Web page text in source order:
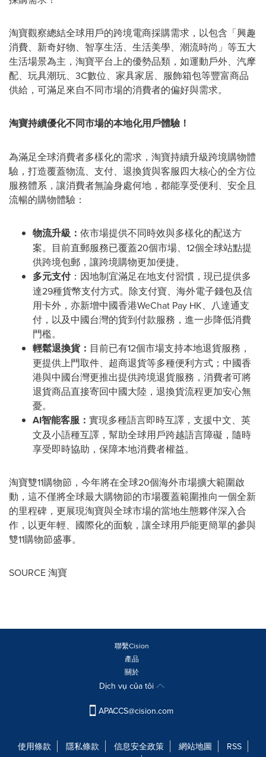
淘寶觀察總結全球用戶的跨境電商採購需求，以包含「興趣
消費、新奇好物、智享生活、生活美學、潮流時尚」等五大
生活場景為主，淘寶平台上的優勢品類，如運動戶外、汽摩
配、玩具潮玩、3C數位、家具家居、服飾箱包等豐富商品
供給，可滿足來自不同市場的消費者的偏好與需求。
淘寶持續優化不同市場的本地化用戶體驗！
為滿足全球消費者多樣化的需求，淘寶持續升級跨境購物體
驗，打造覆蓋物流、支付、退換貨與客服四大核心的全方位
服務體系，讓消費者無論身處何地，都能享受便利、安全且
流暢的購物體驗：
物流升級： 依市場提供不同時效與多樣化的配送方
案。目前直郵服務已覆蓋20個市場、12個全球站點提
供跨境包郵，讓跨境購物更加便捷。
多元支付：因地制宜滿足在地支付習慣，現已提供多
達29種貨幣支付方式。除支付寶、海外電子錢包及信
用卡外，亦新增中國香港WeChat Pay HK、八達通支
付，以及中國台灣的貨到付款服務，進一步降低消費
門檻。
輕鬆退換貨： 目前已有12個市場支持本地退貨服務，
更提供上門取件、超商退貨等多種便利方式；中國香
港與中國台灣更推出提供跨境退貨服務，消費者可將
退貨商品直接寄回中國大陸，退換貨流程更加安心無
憂。
AI智能客服： 實現多種語言即時互譯，支援中文、英
文及小語種互譯，幫助全球用戶跨越語言障礙，隨時
享受即時協助，保障本地消費者權益。
淘寶雙11購物節，今年將在全球20個海外市場擴大範圍啟
動，這不僅將全球最大購物節的市場覆蓋範圍推向一個全新
的里程碑，更展現淘寶與全球市場的當地生態夥伴深入合
作，以更年輕、國際化的面貌，讓全球用戶能更簡單的參與
雙11購物節盛事。
SOURCE 淘寶
聯繫Cision
產品
關於
Dịch vụ của tôi
APACCS@cision.com
使用條款 隱私條款 信息安全政策 網站地圖
RSS